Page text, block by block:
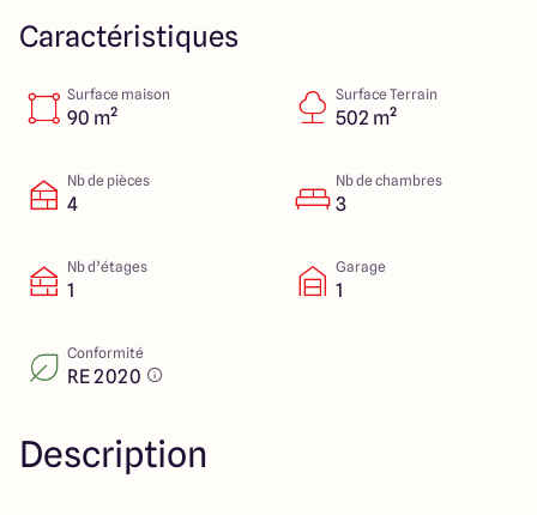
4.4 4.8
Caractéristiques
Surface maison
90 m²
Surface Terrain
502 m²
Nb de pièces
4
Nb de chambres
3
Nb d’étages
1
Garage
1
Conformité
RE 2020
Description